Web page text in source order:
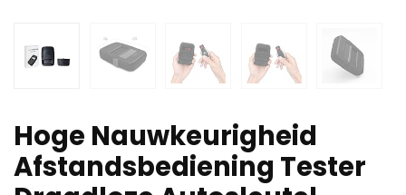
Hoge Nauwkeurigheid
Afstandsbediening Tester